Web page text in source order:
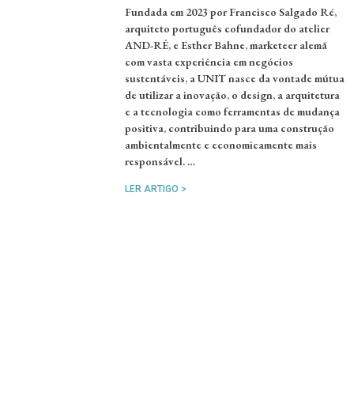
Fundada em 2023 por Francisco Salgado Ré,
arquiteto português cofundador do atelier
AND-RÉ, e Esther Bahne, marketeer alemã
com vasta experiência em negócios
sustentáveis, a UNIT nasce da vontade mútua
de utilizar a inovação, o design, a arquitetura
e a tecnologia como ferramentas de mudança
positiva, contribuindo para uma construção
ambientalmente e economicamente mais
responsável. …
LER ARTIGO >